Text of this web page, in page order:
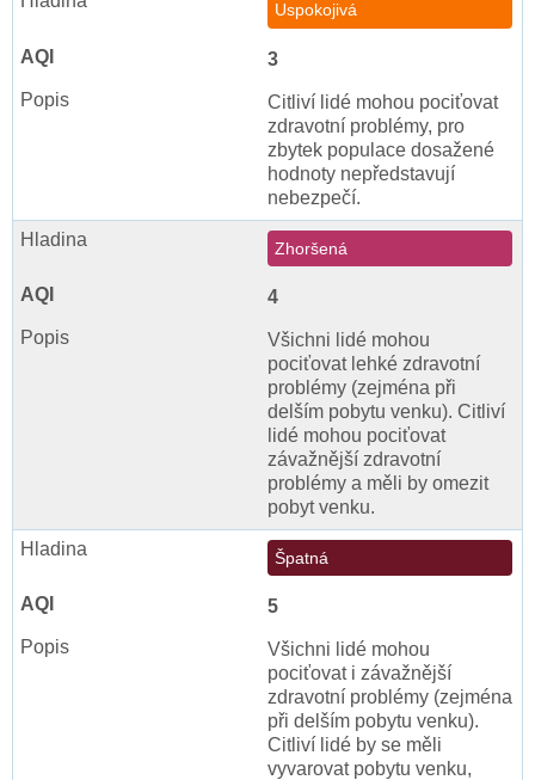
Uspokojivá
3
Citliví lidé mohou pociťovat
zdravotní problémy, pro
zbytek populace dosažené
hodnoty nepředstavují
nebezpečí.
Zhoršená
4
Všichni lidé mohou
pociťovat lehké zdravotní
problémy (zejména při
delším pobytu venku). Citliví
lidé mohou pociťovat
závažnější zdravotní
problémy a měli by omezit
pobyt venku.
Špatná
5
Všichni lidé mohou
pociťovat i závažnější
zdravotní problémy (zejména
při delším pobytu venku).
Citliví lidé by se měli
vyvarovat pobytu venku,